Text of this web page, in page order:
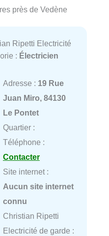
près de Vedène
Ripetti Electricité
: Électricien
Adresse : 19 Rue
Juan Miro, 84130
Le Pontet
Quartier :
Téléphone :
Contacter
Site internet :
Aucun site internet
connu
Christian Ripetti
Electricité de garde :